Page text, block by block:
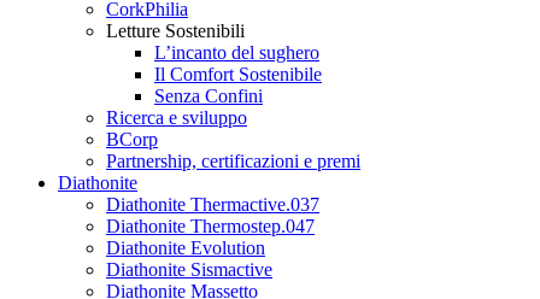
CorkPhilia
Letture Sostenibili
L’incanto del sughero
Il Comfort Sostenibile
Senza Confini
Ricerca e sviluppo
BCorp
Partnership, certificazioni e premi
Diathonite
Diathonite Thermactive.037
Diathonite Thermostep.047
Diathonite Evolution
Diathonite Sismactive
Diathonite Massetto